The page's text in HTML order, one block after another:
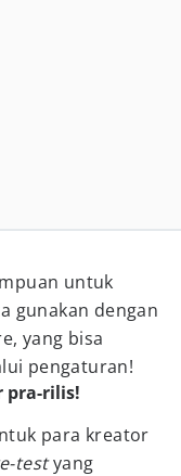
untuk
gunakan dengan
yang bisa
pengaturan!
pra-rilis!
para kreator
testyang